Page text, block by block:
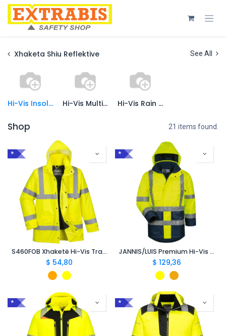
Skip to Content
Xhaketa Shiu Reflektive See All
Hi-Vis Insolated Parka Jackets Hi-Vis Multi-Way Parka Jackets Hi-Vis Rain Parka Jackets
Shop 21 items found.
*
S460FOB Xhaketë Hi-Vis Traffic
$ 54,80
*
JANNIS/LUIS Premium Hi-Vis Two-Tone Waterproof Winter Parka Jacket
$ 129,36
* *